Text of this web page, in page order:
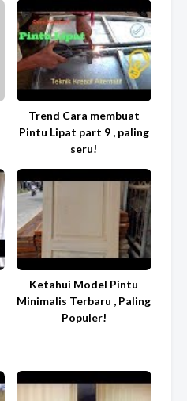
Trend Cara membuat
Pintu Lipat part 9 , paling
seru!
Ketahui Model Pintu
Minimalis Terbaru , Paling
Populer!